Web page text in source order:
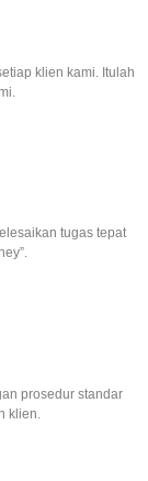
klien kami. Itulah
tugas tepat
prosedur standar
klien.